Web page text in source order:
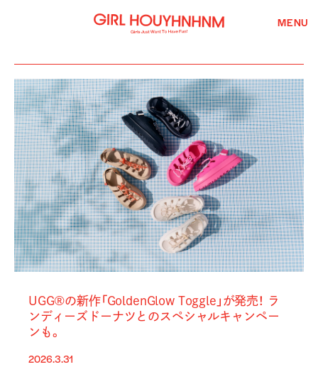
MENU
UGG®の新作「GoldenGlow Toggle」が発売！ ラ
ンディーズドーナツとのスペシャルキャンペー
ンも。
2026.3.31